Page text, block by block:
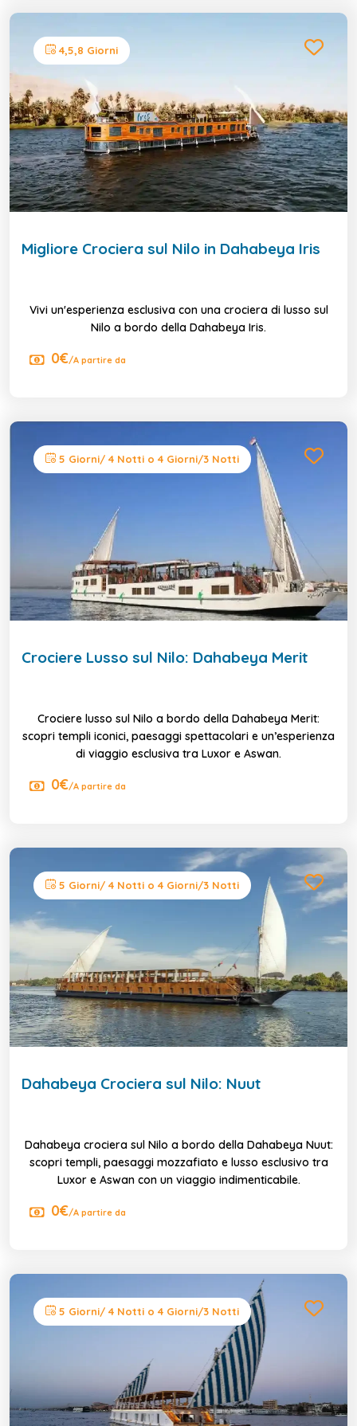
4,5,8 Giorni
Migliore Crociera sul Nilo in Dahabeya Iris
Vivi un'esperienza esclusiva con una crociera di lusso sul
Nilo a bordo della Dahabeya Iris.
0€/A partire da
5 Giorni/ 4 Notti o 4 Giorni/3 Notti
Crociere Lusso sul Nilo: Dahabeya Merit
Crociere lusso sul Nilo a bordo della Dahabeya Merit:
scopri templi iconici, paesaggi spettacolari e un’esperienza
di viaggio esclusiva tra Luxor e Aswan.
0€/A partire da
5 Giorni/ 4 Notti o 4 Giorni/3 Notti
Dahabeya Crociera sul Nilo: Nuut
Dahabeya crociera sul Nilo a bordo della Dahabeya Nuut:
scopri templi, paesaggi mozzafiato e lusso esclusivo tra
Luxor e Aswan con un viaggio indimenticabile.
0€/A partire da
5 Giorni/ 4 Notti o 4 Giorni/3 Notti